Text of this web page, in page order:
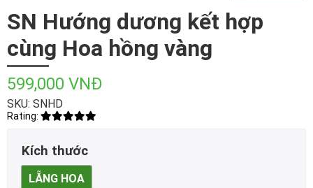
SN Hướng dương kết hợp
cùng Hoa hồng vàng
599,000 VNĐ
SKU: SNHD
Rating:
Kích thước
LẴNG HOA